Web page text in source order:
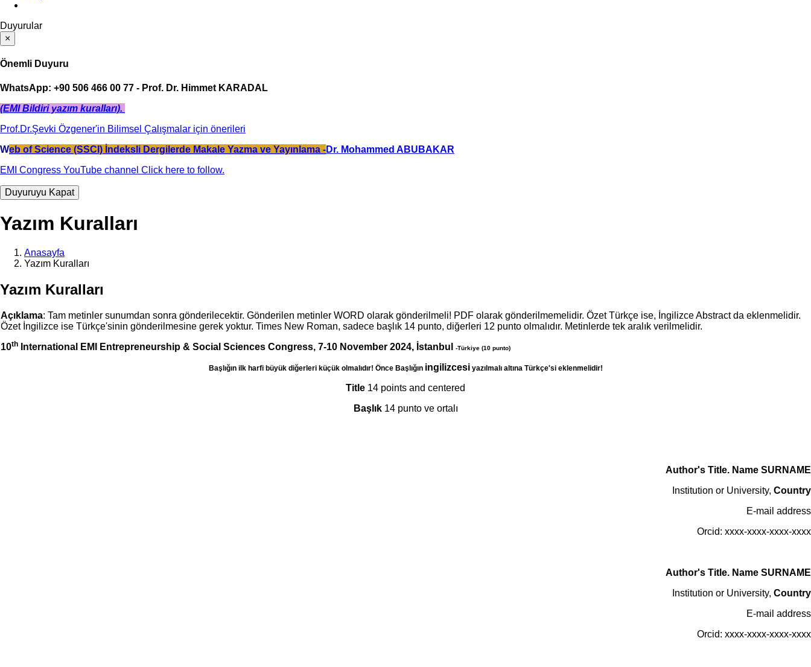
Duyurular
×
Önemli Duyuru
WhatsApp: +90 506 466 00 77 - Prof. Dr. Himmet KARADAL
(EMI Bildiri yazım kuralları).
Prof.Dr.Şevki Özgener'in Bilimsel Çalışmalar için önerileri
Web of Science (SSCI) İndeksli Dergilerde Makale Yazma ve Yayınlama -Dr. Mohammed ABUBAKAR
EMI Congress YouTube channel Click here to follow.
Duyuruyu Kapat
Yazım Kuralları
Anasayfa
Yazım Kuralları
Yazım Kuralları
Açıklama: Tam metinler sunumdan sonra gönderilecektir. Gönderilen metinler WORD olarak gönderilmeli! PDF olarak gönderilmemelidir. Özet Türkçe ise, İngilizce Abstract da eklenmelidir.
Özet İngilizce ise Türkçe'sinin gönderilmesine gerek yoktur. Times New Roman, sadece başlık 14 punto, diğerleri 12 punto olmalıdır. Metinlerde tek aralık verilmelidir.
10thInternational EMI Entrepreneurship & Social Sciences Congress, 7-10 November 2024, İstanbul -Türkiye (10 punto)
Başlığın ilk harfi büyük diğerleri küçük olmalıdır! Önce Başlığın ingilizcesi yazılmalı altına Türkçe'si eklenmelidir!
Title 14 points and centered
Başlık 14 punto ve ortalı
Author's Title. Name SURNAME
Institution or University, Country
E-mail address
Orcid: xxxx-xxxx-xxxx-xxxx
Author's Title. Name SURNAME
Institution or University, Country
E-mail address
Orcid: xxxx-xxxx-xxxx-xxxx